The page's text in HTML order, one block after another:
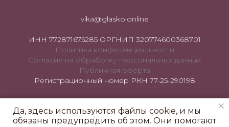
Да, здесь используются файлы cookie, и мы
обязаны предупредить об этом. Они помогают
vika@glasko.online
ИНН 772871675285 ОРГНИП 320774600368701
Политика конфиденциальности
Согласие на обработку персональных данных
Публичная оферта
Регистрационный номер РКН 77-25-290198
© 2026 Виктория Гласко. Все права защищены, при цитировании ссылка